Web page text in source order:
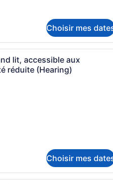
Choisir mes
Une chambre d’hôtel
lit, accessible aux
réduite (Hearing)
Choisir mes